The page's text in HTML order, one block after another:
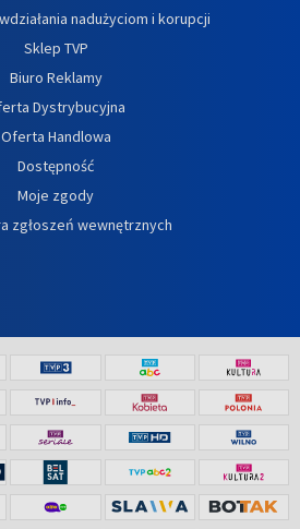
nadużyciom i korupcji
Sklep TVP
Biuro Reklamy
Dystrybucyjna
Oferta Handlowa
Dostępność
Moje zgody
zgłoszeń wewnętrznych